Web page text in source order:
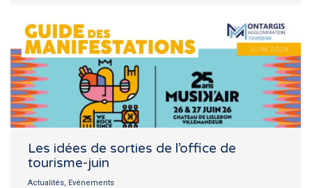
Les idées de sorties de l’office de
tourisme-juin
Actualités, Evénements